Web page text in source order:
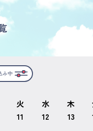
み中
火
11
水
12
木
13